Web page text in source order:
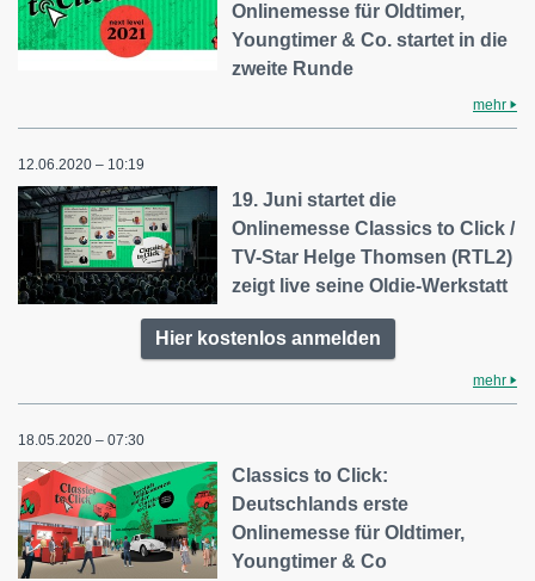
Onlinemesse für Oldtimer,
Youngtimer & Co. startet in die
zweite Runde
mehr
12.06.2020 – 10:19
19. Juni startet die
Onlinemesse Classics to Click /
TV-Star Helge Thomsen (RTL2)
zeigt live seine Oldie-Werkstatt
Hier kostenlos anmelden
mehr
18.05.2020 – 07:30
Classics to Click:
Deutschlands erste
Onlinemesse für Oldtimer,
Youngtimer & Co